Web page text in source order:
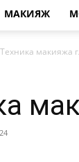
МАКИЯЖ
Техника макияжа